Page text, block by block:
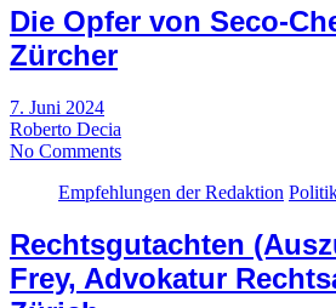
Die Opfer von Seco-
Zürcher
7. Juni 2024
Roberto Decia
No Comments
Empfehlungen der Redaktion
Rechtsgutachten
Frey, Advokatur